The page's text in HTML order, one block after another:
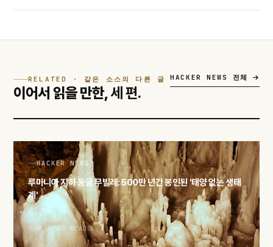
RELATED · 같은 소스의 다른 글
이어서 읽을 만한,세 편.
HACKER NEWS 전체
HACKER NEWS
루마니아 지하 동굴 무빌레: 500만 년간 봉인된 '태양 없는 생태
계'
어제 · 60 READS